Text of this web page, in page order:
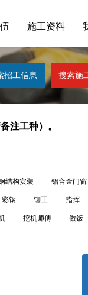
施工资料
注工种）。
结构安装 铝合金门窗
彩钢 铆工 指挥
挖机师傅 做饭